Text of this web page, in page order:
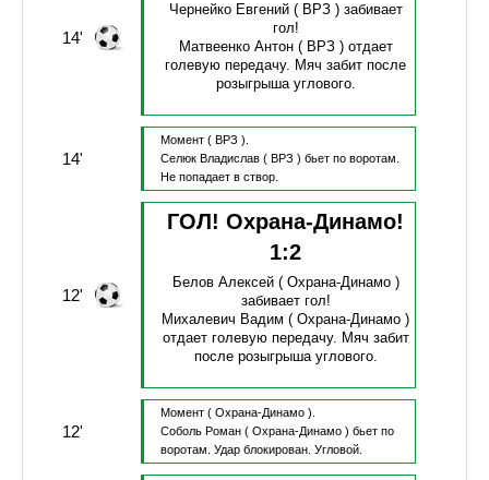
14'
Чернейко Евгений( ВРЗ ) забивает
гол!
Матвеенко Антон( ВРЗ ) отдает
голевую передачу. Мяч забит после
розыгрыша углового.
14'
Момент ( ВРЗ ).
Селюк Владислав( ВРЗ ) бьет по воротам.
Не попадает в створ.
12'
ГОЛ! Охрана-Динамо!
1:2
Белов Алексей( Охрана-Динамо )
забивает гол!
Михалевич Вадим ( Охрана-Динамо )
отдает голевую передачу. Мяч забит
после розыгрыша углового.
12'
Момент ( Охрана-Динамо ).
Соболь Роман( Охрана-Динамо ) бьет по
воротам. Удар блокирован. Угловой.